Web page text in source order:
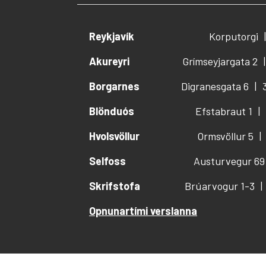
Reykjavík
Korputorgi
Akureyri
Grímseyjargata 2
Borgarnes
Digranesgata 6
Blönduós
Efstabraut 1
Hvolsvöllur
Ormsvöllur 5
Selfoss
Austurvegur 69
Skrifstofa
Brúarvogur 1-3
Opnunartími verslanna